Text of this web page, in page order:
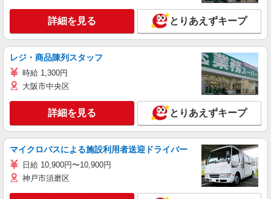
詳細を見る とりあえずキープ
レジ・商品陳列スタッフ
時給 1,300円
大阪市中央区
詳細を見る とりあえずキープ
マイクロバスによる施設利用者送迎ドライバー
日給 10,900円〜10,900円
神戸市須磨区